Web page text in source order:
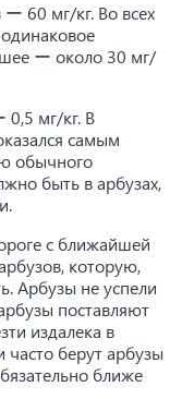
60 мг/кг. Во всех
ー около 30 мг/
0,5 мг/кг. В
самым
обычного
быть в арбузах,
с ближайшей
которую,
Арбузы не успели
поставляют
издалека в
берут арбузы
ближе